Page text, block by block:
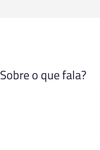
Sobre o que fala?